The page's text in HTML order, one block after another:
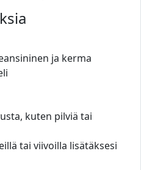
ja kerma
kuten pilviä tai
tai viivoilla lisätäksesi